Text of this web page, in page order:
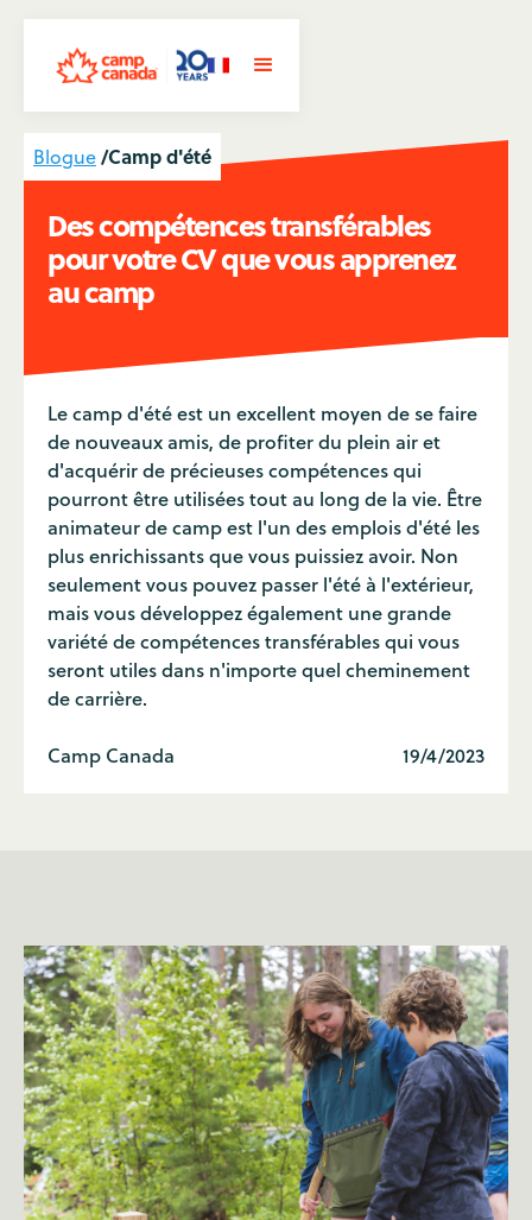
Blogue/Camp d'été
Des compétences transférables
pour votre CV que vous apprenez
au camp
Le camp d'été est un excellent moyen de se faire
de nouveaux amis, de profiter du plein air et
d'acquérir de précieuses compétences qui
pourront être utilisées tout au long de la vie. Être
animateur de camp est l'un des emplois d'été les
plus enrichissants que vous puissiez avoir. Non
seulement vous pouvez passer l'été à l'extérieur,
mais vous développez également une grande
variété de compétences transférables qui vous
seront utiles dans n'importe quel cheminement
de carrière.
Camp Canada 19/4/2023